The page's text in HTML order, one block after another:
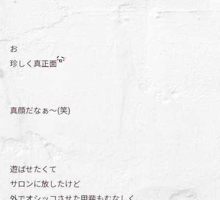
お
珍しく真正面
真顔だなぁ～(笑)
遊ばせたくて
サロンに放したけど